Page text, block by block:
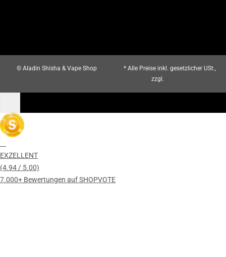
© Aladin Shisha & Vape Shop
* Alle Preise inkl. gesetzlicher USt.,
zzgl.
EXZELLENT
(4.94 / 5.00)
7.000+ Bewertungen auf SHOPVOTE